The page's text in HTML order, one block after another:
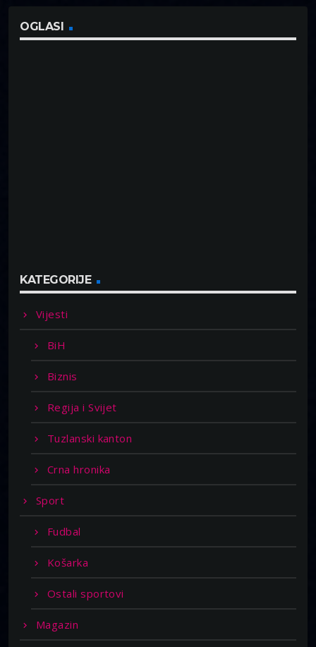
OGLASI
KATEGORIJE
Vijesti
BiH
Biznis
Regija i Svijet
Tuzlanski kanton
Crna hronika
Sport
Fudbal
Košarka
Ostali sportovi
Magazin